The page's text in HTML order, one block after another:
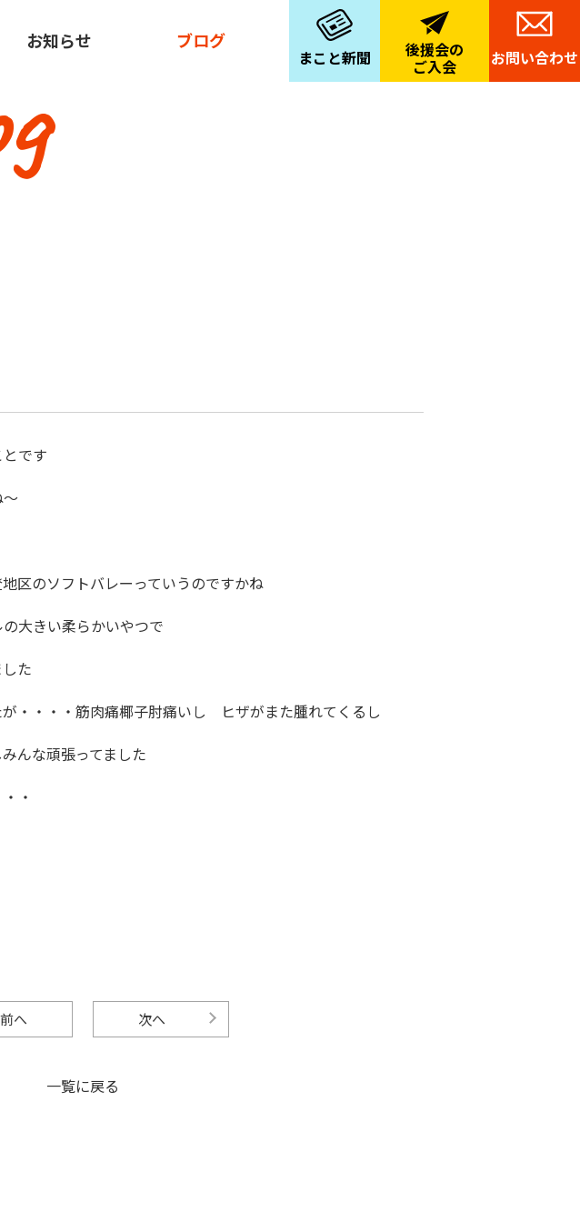
お知らせ ブログ
まこと新聞 後援会の
ご入会 お問い合わせ
です
区のソフトバレーっていうのですかね
大きい柔らかいやつで
た
・・・・筋肉痛椰子肘痛いし ヒザがまた腫れてくるし
んな頑張ってました
・
前へ 次へ
一覧に戻る